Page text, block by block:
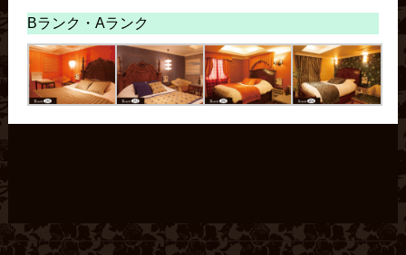
Bランク・Aランク